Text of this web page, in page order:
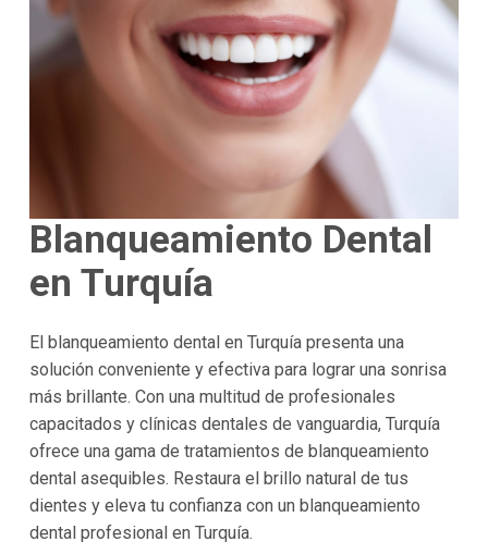
Blanqueamiento Dental
en Turquía
El blanqueamiento dental en Turquía presenta una
solución conveniente y efectiva para lograr una sonrisa
más brillante. Con una multitud de profesionales
capacitados y clínicas dentales de vanguardia, Turquía
ofrece una gama de tratamientos de blanqueamiento
dental asequibles. Restaura el brillo natural de tus
dientes y eleva tu confianza con un blanqueamiento
dental profesional en Turquía.